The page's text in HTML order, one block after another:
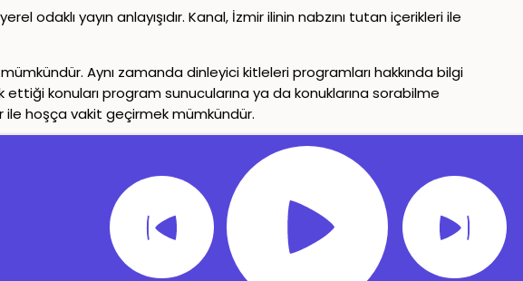
odaklı yayın anlayışıdır. Kanal, İzmir ilinin nabzını tutan içerikleri ile
Aynı zamanda dinleyici kitleleri programları hakkında bilgi
konuları program sunucularına ya da konuklarına sorabilme
ile hoşça vakit geçirmek mümkündür.